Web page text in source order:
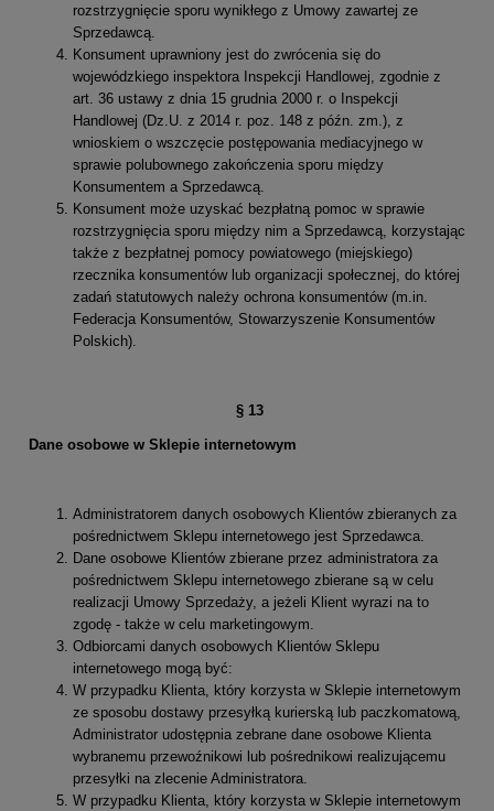
rozstrzygnięcie sporu wynikłego z Umowy zawartej ze
Sprzedawcą.
Konsument uprawniony jest do zwrócenia się do
wojewódzkiego inspektora Inspekcji Handlowej, zgodnie z
art. 36 ustawy z dnia 15 grudnia 2000 r. o Inspekcji
Handlowej (Dz.U. z 2014 r. poz. 148 z późn. zm.), z
wnioskiem o wszczęcie postępowania mediacyjnego w
sprawie polubownego zakończenia sporu między
Konsumentem a Sprzedawcą.
Konsument może uzyskać bezpłatną pomoc w sprawie
rozstrzygnięcia sporu między nim a Sprzedawcą, korzystając
także z bezpłatnej pomocy powiatowego (miejskiego)
rzecznika konsumentów lub organizacji społecznej, do której
zadań statutowych należy ochrona konsumentów (m.in.
Federacja Konsumentów, Stowarzyszenie Konsumentów
Polskich).
§ 13
Dane osobowe w Sklepie internetowym
Administratorem danych osobowych Klientów zbieranych za
pośrednictwem Sklepu internetowego jest Sprzedawca.
Dane osobowe Klientów zbierane przez administratora za
pośrednictwem Sklepu internetowego zbierane są w celu
realizacji Umowy Sprzedaży, a jeżeli Klient wyrazi na to
zgodę - także w celu marketingowym.
Odbiorcami danych osobowych Klientów Sklepu
internetowego mogą być:
W przypadku Klienta, który korzysta w Sklepie internetowym
ze sposobu dostawy przesyłką kurierską lub paczkomatową,
Administrator udostępnia zebrane dane osobowe Klienta
wybranemu przewoźnikowi lub pośrednikowi realizującemu
przesyłki na zlecenie Administratora.
W przypadku Klienta, który korzysta w Sklepie internetowym